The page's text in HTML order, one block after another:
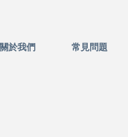
關於我們 常見問題